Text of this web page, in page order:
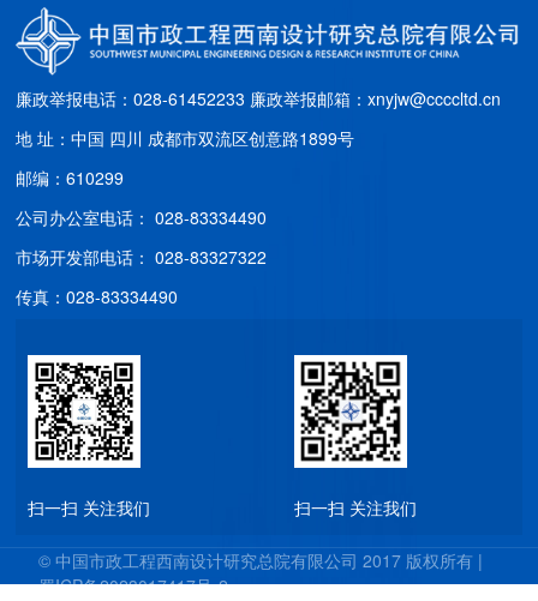
廉政举报电话：028-61452233 廉政举报邮箱：xnyjw@ccccltd.cn
地 址：中国 四川 成都市双流区创意路1899号
邮编：610299
公司办公室电话： 028-83334490
市场开发部电话： 028-83327322
传真：028-83334490
扫一扫 关注我们 扫一扫 关注我们
© 中国市政工程西南设计研究总院有限公司 2017 版权所有 |
蜀ICP备2023017417号-2